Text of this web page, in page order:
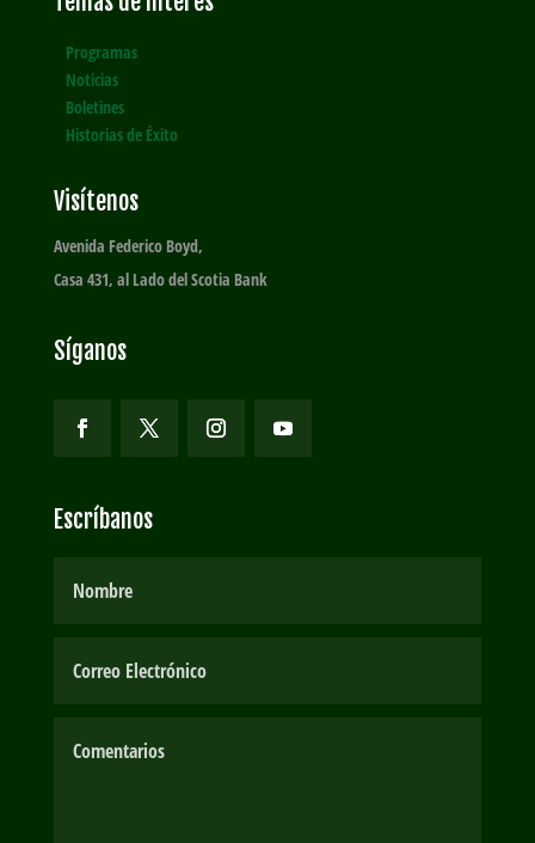
Programas
Noticias
Boletines
Historias de Éxito
Visítenos
Avenida Federico Boyd,
Casa 431, al Lado del Scotia Bank
Síganos
Escríbanos